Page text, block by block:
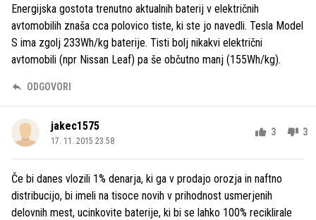
Energijska gostota trenutno aktualnih baterij v električnih
avtomobilih znaša cca polovico tiste, ki ste jo navedli. Tesla Model
S ima zgolj 233Wh/kg baterije. Tisti bolj nikakvi električni
avtomobili (npr Nissan Leaf) pa še občutno manj (155Wh/kg).
ODGOVORI
jakec1575
17. 11. 2015 23.58
3 3
Če bi danes vlozili 1% denarja, ki ga v prodajo orozja in naftno
distribucijo, bi imeli na tisoce novih v prihodnost usmerjenih
delovnih mest, ucinkovite baterije, ki bi se lahko 100% reciklirale